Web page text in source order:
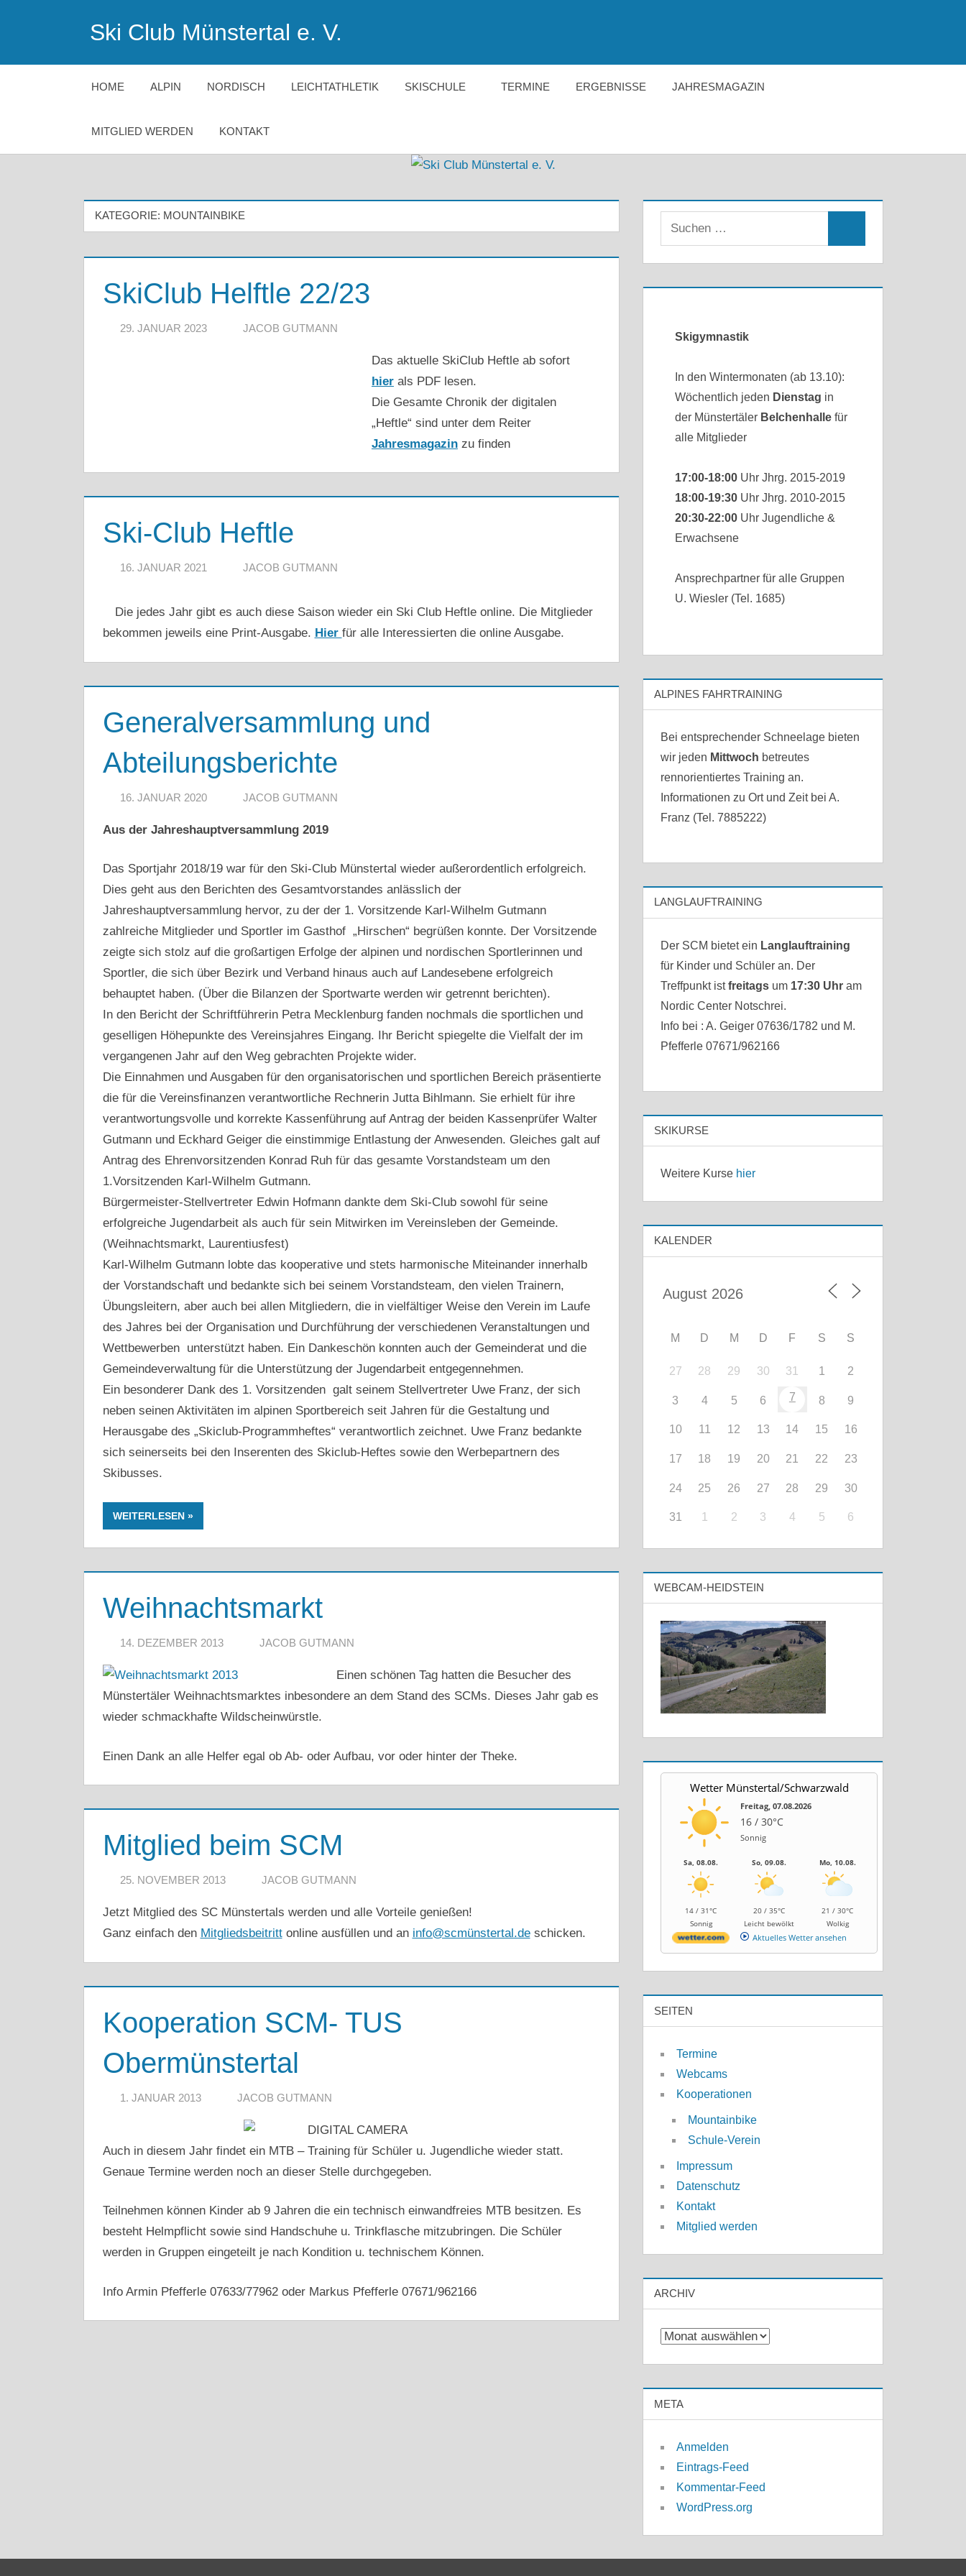
Ski Club Münstertal e. V.
HOME ALPIN NORDISCH LEICHTATHLETIK SKISCHULE TERMINE ERGEBNISSE JAHRESMAGAZIN
MITGLIED WERDEN KONTAKT
KATEGORIE: MOUNTAINBIKE
SkiClub Helftle 22/23
29. JANUAR 2023 JACOB GUTMANN
Das aktuelle SkiClub Heftle ab sofort
hierals PDF lesen.
Die Gesamte Chronik der digitalen
„Heftle“ sind unter dem Reiter
Jahresmagazinzu finden
Ski-Club Heftle
16. JANUAR 2021 JACOB GUTMANN
Die jedes Jahr gibt es auch diese Saison wieder ein Ski Club Heftle online. Die Mitglieder
bekommen jeweils eine Print-Ausgabe. Hier für alle Interessierten die online Ausgabe.
Generalversammlung und
Abteilungsberichte
16. JANUAR 2020 JACOB GUTMANN
Aus der Jahreshauptversammlung 2019
Das Sportjahr 2018/19 war für den Ski-Club Münstertal wieder außerordentlich erfolgreich.
Dies geht aus den Berichten des Gesamtvorstandes anlässlich der
Jahreshauptversammlung hervor, zu der der 1. Vorsitzende Karl-Wilhelm Gutmann
zahlreiche Mitglieder und Sportler im Gasthof „Hirschen“ begrüßen konnte. Der Vorsitzende
zeigte sich stolz auf die großartigen Erfolge der alpinen und nordischen Sportlerinnen und
Sportler, die sich über Bezirk und Verband hinaus auch auf Landesebene erfolgreich
behauptet haben. (Über die Bilanzen der Sportwarte werden wir getrennt berichten).
In den Bericht der Schriftführerin Petra Mecklenburg fanden nochmals die sportlichen und
geselligen Höhepunkte des Vereinsjahres Eingang. Ihr Bericht spiegelte die Vielfalt der im
vergangenen Jahr auf den Weg gebrachten Projekte wider.
Die Einnahmen und Ausgaben für den organisatorischen und sportlichen Bereich präsentierte
die für die Vereinsfinanzen verantwortliche Rechnerin Jutta Bihlmann. Sie erhielt für ihre
verantwortungsvolle und korrekte Kassenführung auf Antrag der beiden Kassenprüfer Walter
Gutmann und Eckhard Geiger die einstimmige Entlastung der Anwesenden. Gleiches galt auf
Antrag des Ehrenvorsitzenden Konrad Ruh für das gesamte Vorstandsteam um den
1.Vorsitzenden Karl-Wilhelm Gutmann.
Bürgermeister-Stellvertreter Edwin Hofmann dankte dem Ski-Club sowohl für seine
erfolgreiche Jugendarbeit als auch für sein Mitwirken im Vereinsleben der Gemeinde.
(Weihnachtsmarkt, Laurentiusfest)
Karl-Wilhelm Gutmann lobte das kooperative und stets harmonische Miteinander innerhalb
der Vorstandschaft und bedankte sich bei seinem Vorstandsteam, den vielen Trainern,
Übungsleitern, aber auch bei allen Mitgliedern, die in vielfältiger Weise den Verein im Laufe
des Jahres bei der Organisation und Durchführung der verschiedenen Veranstaltungen und
Wettbewerben unterstützt haben. Ein Dankeschön konnten auch der Gemeinderat und die
Gemeindeverwaltung für die Unterstützung der Jugendarbeit entgegennehmen.
Ein besonderer Dank des 1. Vorsitzenden galt seinem Stellvertreter Uwe Franz, der sich
neben seinen Aktivitäten im alpinen Sportbereich seit Jahren für die Gestaltung und
Herausgabe des „Skiclub-Programmheftes“ verantwortlich zeichnet. Uwe Franz bedankte
sich seinerseits bei den Inserenten des Skiclub-Heftes sowie den Werbepartnern des
Skibusses.
WEITERLESEN
Weihnachtsmarkt
14. DEZEMBER 2013 JACOB GUTMANN
Einen schönen Tag hatten die Besucher des
Münstertäler Weihnachtsmarktes inbesondere an dem Stand des SCMs. Dieses Jahr gab es
wieder schmackhafte Wildscheinwürstle.
Einen Dank an alle Helfer egal ob Ab- oder Aufbau, vor oder hinter der Theke.
Mitglied beim SCM
25. NOVEMBER 2013 JACOB GUTMANN
Jetzt Mitglied des SC Münstertals werden und alle Vorteile genießen!
Ganz einfach den Mitgliedsbeitrittonline ausfüllen und an info@scmünstertal.deschicken.
Kooperation SCM- TUS
Obermünstertal
1. JANUAR 2013 JACOB GUTMANN
Auch in diesem Jahr findet ein MTB – Training für Schüler u. Jugendliche wieder statt.
Genaue Termine werden noch an dieser Stelle durchgegeben.
Teilnehmen können Kinder ab 9 Jahren die ein technisch einwandfreies MTB besitzen. Es
besteht Helmpflicht sowie sind Handschuhe u. Trinkflasche mitzubringen. Die Schüler
werden in Gruppen eingeteilt je nach Kondition u. technischem Können.
Info Armin Pfefferle 07633/77962 oder Markus Pfefferle 07671/962166
Skigymnastik
In den Wintermonaten (ab 13.10):
Wöchentlich jeden Dienstag in
der Münstertäler Belchenhalle für
alle Mitglieder
17:00-18:00 Uhr Jhrg. 2015-2019
18:00-19:30 Uhr Jhrg. 2010-2015
20:30-22:00 Uhr Jugendliche &
Erwachsene
Ansprechpartner für alle Gruppen
U. Wiesler (Tel. 1685)
ALPINES FAHRTRAINING
Bei entsprechender Schneelage bieten
wir jeden Mittwoch betreutes
rennorientiertes Training an.
Informationen zu Ort und Zeit bei A.
Franz (Tel. 7885222)
LANGLAUFTRAINING
Der SCM bietet ein Langlauftraining
für Kinder und Schüler an. Der
Treffpunkt istfreitags um 17:30 Uhr am
Nordic Center Notschrei.
Info bei : A. Geiger 07636/1782 und M.
Pfefferle 07671/962166
SKIKURSE
Weitere Kurse hier
KALENDER
M D M D F S S
27 28 29 30 31 1 2
3 4 5 6 7 8 9
10 11 12 13 14 15 16
17 18 19 20 21 22 23
24 25 26 27 28 29 30
31 1 2 3 4 5 6
WEBCAM-HEIDSTEIN
Wetter Münstertal/Schwarzwald
Freitag, 07.08.2026
16 / 30°C
Sonnig
Sa, 08.08.
14 / 31°C
Sonnig
So, 09.08.
20 / 35°C
Leicht bewölkt
Mo, 10.08.
21 / 30°C
Wolkig
Aktuelles Wetter ansehen
SEITEN
Termine
Webcams
Kooperationen
Mountainbike
Schule-Verein
Impressum
Datenschutz
Kontakt
Mitglied werden
ARCHIV
Archiv
META
Anmelden
Eintrags-Feed
Kommentar-Feed
WordPress.org